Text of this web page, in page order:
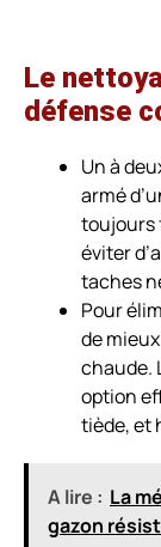
Le
défense
Un à
armé
toujours
éviter
taches
Pour
de
chaude.
option
tiède, et
A lire : La
gazon